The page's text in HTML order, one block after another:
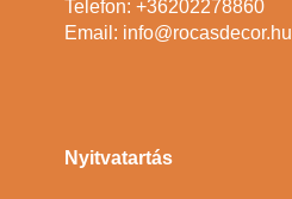
Telefon: +36202278860
Email: info@rocasdecor.hu
Nyitvatartás